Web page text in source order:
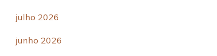
julho 2026
junho 2026